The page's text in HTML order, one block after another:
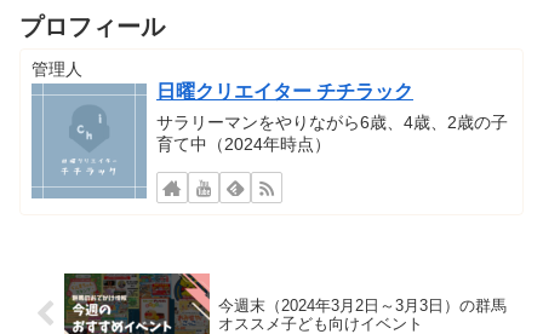
プロフィール
管理人
日曜クリエイター チチラック
サラリーマンをやりながら6歳、4歳、2歳の子
育て中（2024年時点）
今週末（2024年3月2日～3月3日）の群馬
オススメ子ども向けイベント